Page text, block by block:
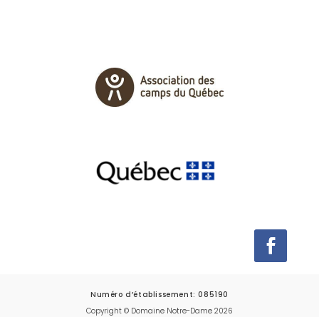
Numéro d’établissement: 085190
Copyright © Domaine Notre-Dame 2026